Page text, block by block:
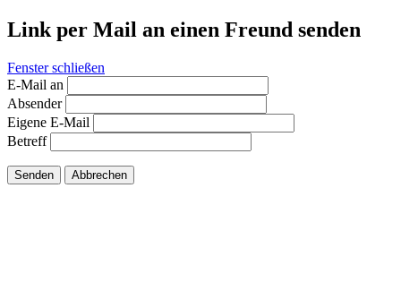
Link per Mail an einen Freund senden
Fenster schließen
E-Mail an
Absender
Eigene E-Mail
Betreff
Senden Abbrechen